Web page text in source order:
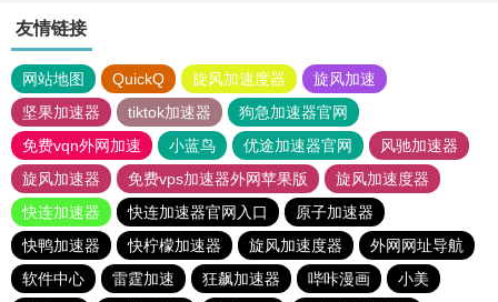
友情链接
网站地图 QuickQ 旋风加速度器
旋风加速
坚果加速器
tiktok加速器
狗急加速器官网
免费vqn外网加速
小蓝鸟 优途加速器官网
风驰加速器
旋风加速器
免费vps加速器外网苹果版
旋风加速度器
快连加速器
快连加速器官网入口
原子加速器
快鸭加速器
快柠檬加速器 旋风加速度器
外网网址导航
软件中心
雷霆加速 狂飙加速器 哔咔漫画
小美